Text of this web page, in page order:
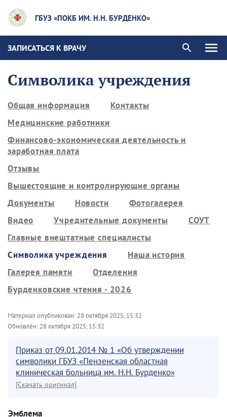
ГБУЗ «ПОКБ ИМ. Н.Н. БУРДЕНКО»
ЗАПИСАТЬСЯ К ВРАЧУ
Символика учреждения
Общая информация
Контакты
Медицинские работники
Финансово-экономическая деятельность и
заработная плата
Отзывы
Вышестоящие и контролирующие органы
Документы
Новости
Фотогалерея
Видео
Учредительные документы
СОУТ
Главные внештатные специалисты
Символика учреждения
Наша история
Галерея памяти
Отделения
Бурденковские чтения - 2026
Материал опубликован: 28 октября 2025, 15:32
Обновлён: 28 октября 2025, 15:32
Приказ от 09.01.2014 № 1 «Об утверждении
символики ГБУЗ «Пензенская областная
клиническая больница им. Н.Н. Бурденко»
[Скачать оригинал]
Эмблема